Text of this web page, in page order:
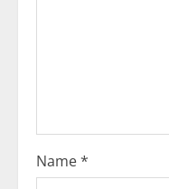
i
o
Name*